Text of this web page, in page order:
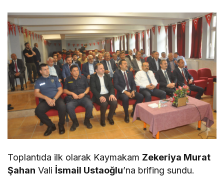
Toplantıda ilk olarak Kaymakam Zekeriya Murat
Şahan Vali İsmail Ustaoğlu’na brifing sundu.